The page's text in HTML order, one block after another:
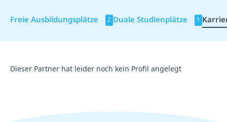
Freie Ausbildungsplätze 2 Duale Studienplätze 1
Dieser Partner hat leider noch kein Profil angelegt